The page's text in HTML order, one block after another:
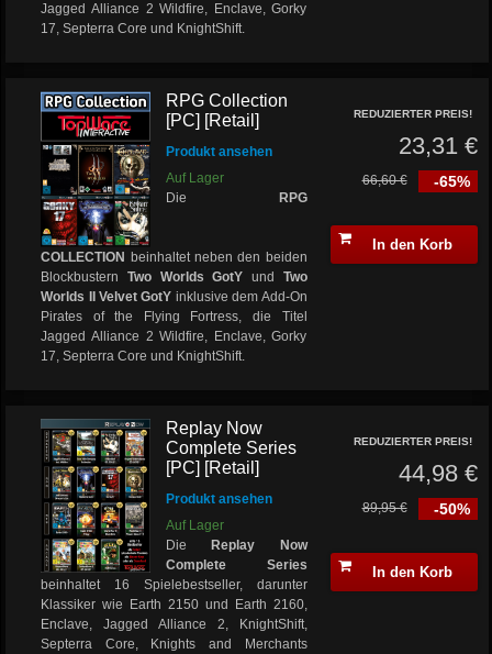
Jagged Alliance 2 Wildfire, Enclave, Gorky
17, Septerra Core und KnightShift.
RPG Collection
[PC] [Retail]
Produkt ansehen
Auf Lager
Die
RPG
COLLECTION beinhaltet neben den beiden
BlockbusternTwo Worlds GotY und Two
Worlds II Velvet GotY inklusive dem Add-On
Pirates of the Flying Fortress, die Titel
Jagged Alliance 2 Wildfire, Enclave, Gorky
17, Septerra Core und KnightShift.
REDUZIERTER PREIS!
23,31 €
-65%
66,60 €
In den Korb
Replay Now
Complete Series
[PC] [Retail]
Produkt ansehen
Auf Lager
DieReplay Now
Complete Series
beinhaltet 16 Spielebestseller, darunter
Klassiker wie Earth 2150 und Earth 2160,
Enclave, Jagged Alliance 2, KnightShift,
Septerra Core, Knights and Merchants
REDUZIERTER PREIS!
44,98 €
-50%
89,95 €
In den Korb